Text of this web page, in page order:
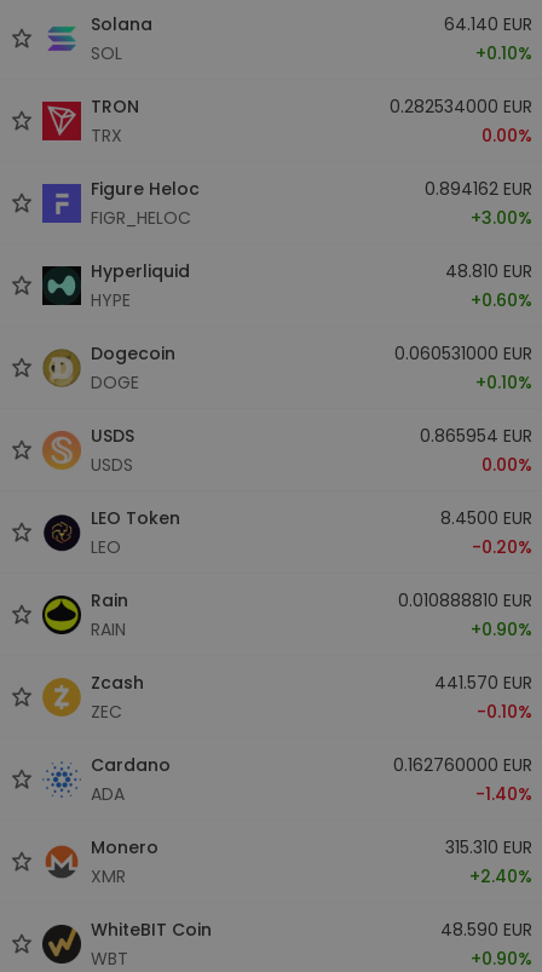
Solana
SOL
64.140 EUR
+0.10%
TRON
TRX
0.282534000 EUR
0.00%
Figure Heloc
FIGR_HELOC
0.894162 EUR
+3.00%
Hyperliquid
HYPE
48.810 EUR
+0.60%
Dogecoin
DOGE
0.060531000 EUR
+0.10%
USDS
USDS
0.865954 EUR
0.00%
LEO Token
LEO
8.4500 EUR
-0.20%
Rain
RAIN
0.010888810 EUR
+0.90%
Zcash
ZEC
441.570 EUR
-0.10%
Cardano
ADA
0.162760000 EUR
-1.40%
Monero
XMR
315.310 EUR
+2.40%
WhiteBIT Coin
WBT
48.590 EUR
+0.90%